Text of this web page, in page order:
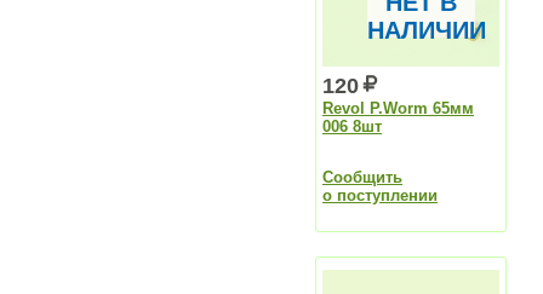
НАЛИЧИИ
120
Revol P.Worm 65мм
006 8шт
Сообщить
о поступлении